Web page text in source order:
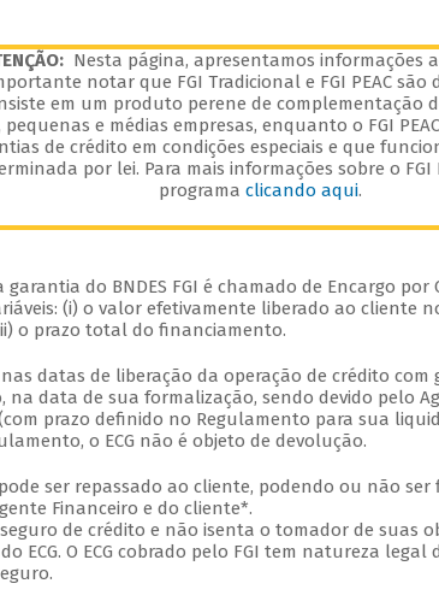
Nesta página, apresentamos informações
notar que FGI Tradicional e FGI PEAC são
em um produto perene de complementação
pequenas e médias empresas, enquanto o FGI
de crédito em condições especiais e que
por lei. Para mais informações sobre o FGI
programa clicando aqui.
do BNDES FGI é chamado de Encargo por
(i) o valor efetivamente liberado ao cliente
o prazo total do financiamento.
nas datas de liberação da operação de crédito com
na data de sua formalização, sendo devido pelo
prazo definido no Regulamento para sua
o ECG não é objeto de devolução.
ser repassado ao cliente, podendo ou não
Financeiro e do cliente*.
de crédito e não isenta o tomador de suas
ECG. O ECG cobrado pelo FGI tem natureza